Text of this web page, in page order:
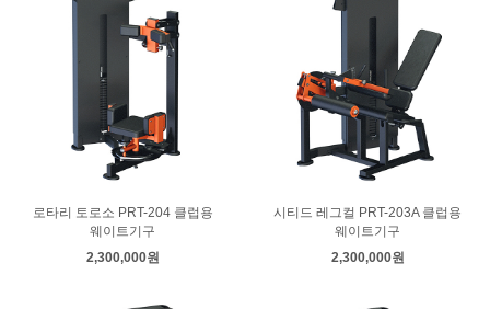
로타리 토로소 PRT-204 클럽용
웨이트기구
2,300,000원
시티드 레그컬 PRT-203A 클럽용
웨이트기구
2,300,000원